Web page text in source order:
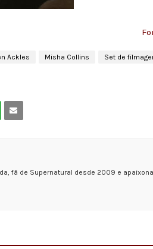
Ackles Misha Collins Set de
fã de Supernatural desde 2009 e